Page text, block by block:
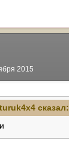
2015
сказал: